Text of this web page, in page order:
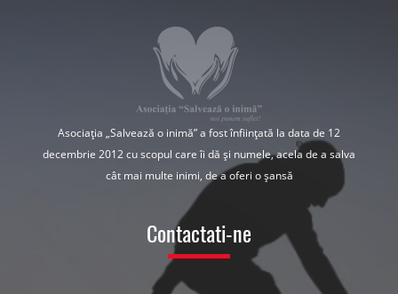
Asociația „Salvează o inimă” a fost înființată la data de 12
decembrie 2012 cu scopul care îi dă și numele, acela de a salva
cât mai multe inimi, de a oferi o șansă
Contactati-ne